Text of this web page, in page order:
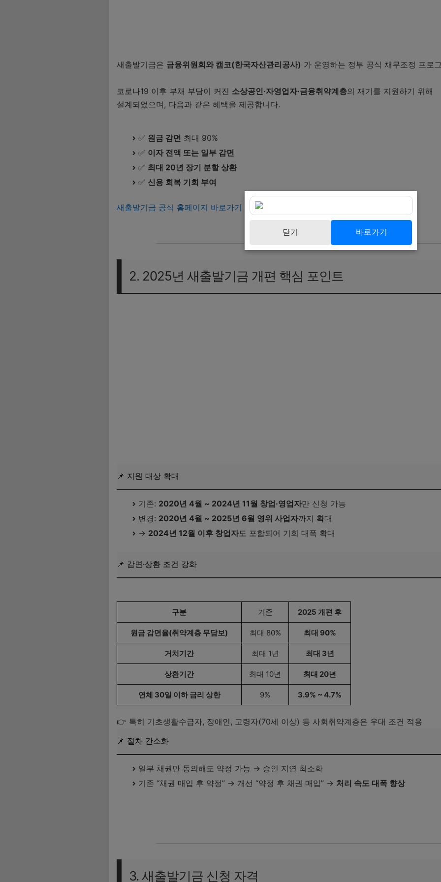
5. 빠른 승인 꿀팁 5가지
6. 새출발기금 활용 효과
7. 자주 묻는 질문 (Q&A)
Q3. 신용점수는 떨어지나요?
Q4. 승인까지 얼마나 걸리나요?
8. 결론
새출발기금은 금융위원회와 캠코(한국자산관리공사) 가 운영하는 정부 공식 채무조정 프로
코로나19 이후 부채 부담이 커진 소상공인·자영업자·금융취약계층의 재기를 지원하기 위해
설계되었으며, 다음과 같은 혜택을 제공합니다.
✅ 원금 감면 최대 90%
✅ 이자 전액 또는 일부 감면
✅ 최대 20년 장기 분할 상환
✅ 신용 회복 기회 부여
새출발기금 공식 홈페이지 바로가기
2. 2025년 새출발기금 개편 핵심 포인트
📌 지원 대상 확대
기존: 2020년 4월 ~ 2024년 11월 창업·영업자만 신청 가능
변경: 2020년 4월 ~ 2025년 6월 영위 사업자까지 확대
→ 2024년 12월 이후 창업자도 포함되어 기회 대폭 확대
📌 감면·상환 조건 강화
구분 기존 2025 개편 후
원금 감면율(취약계층 무담보) 최대 80% 최대 90%
거치기간 최대 1년 최대 3년
상환기간 최대 10년 최대 20년
연체 30일 이하 금리 상한 9% 3.9% ~ 4.7%
👉 특히 기초생활수급자, 장애인, 고령자(70세 이상) 등 사회취약계층은 우대 조건 적용
📌 절차 간소화
일부 채권만 동의해도 약정 가능 → 승인 지연 최소화
기존 “채권 매입 후 약정” → 개선 “약정 후 채권 매입” → 처리 속도 대폭 향상
3. 새출발기금 신청 자격
닫기 바로가기